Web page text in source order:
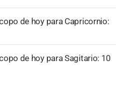
de hoy para Capricornio:
de hoy para Sagitario: 10